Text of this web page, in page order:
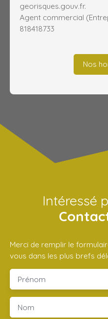
georisques.gouv.fr.
Agent commercial
818418733
Nos
Intéressé
Merci de remplir le
vous dans les plus brefs
Prénom
Nom